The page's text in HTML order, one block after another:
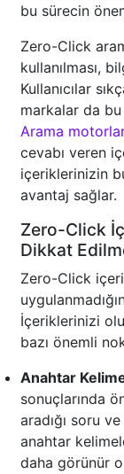
bu sürecin
Zero-Click
kullanılması,
Kullanıcılar
markalar da
Arama
cevabı veren
içeriklerinizin
avantaj sağlar.
Zero-Click
Dikkat
Zero-Click
İçeriklerinizi
bazı önemli
Anahtar
sonuçlarında
aradığı soru
anahtar
daha görünür